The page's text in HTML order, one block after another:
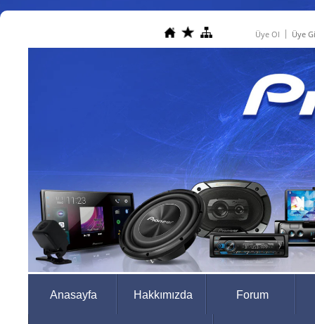
Üye Ol Üye
Anasayfa Hakkımızda Forum